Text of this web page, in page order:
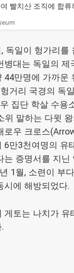
빨치산 조직에 합류
독일이 헝가리
병대는 독일의
44만명에 가까운
거리 국경의 독
집단 학살 수용
위 말하는 다윗
로우 크로스
6만3천여명의 유
는 증명서를 지닌
1월, 소련이 부
시에 해방되었다.
게토는 나치가